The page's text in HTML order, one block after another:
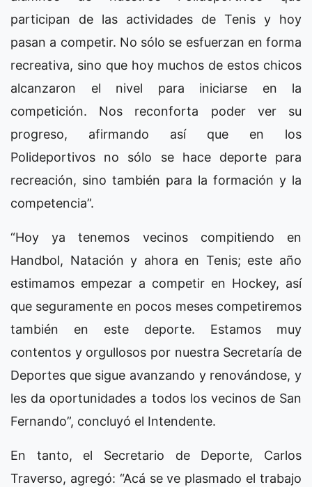
participan de las actividades de Tenis y hoy
pasan a competir. No sólo se esfuerzan en forma
recreativa, sino que hoy muchos de estos chicos
alcanzaron el nivel para iniciarse en la
competición. Nos reconforta poder ver su
progreso, afirmando así que en los
Polideportivos no sólo se hace deporte para
recreación, sino también para la formación y la
competencia”.
“Hoy ya tenemos vecinos compitiendo en
Handbol, Natación y ahora en Tenis; este año
estimamos empezar a competir en Hockey, así
que seguramente en pocos meses competiremos
también en este deporte. Estamos muy
contentos y orgullosos por nuestra Secretaría de
Deportes que sigue avanzando y renovándose, y
les da oportunidades a todos los vecinos de San
Fernando”, concluyó el Intendente.
En tanto, el Secretario de Deporte, Carlos
Traverso, agregó: “Acá se ve plasmado el trabajo